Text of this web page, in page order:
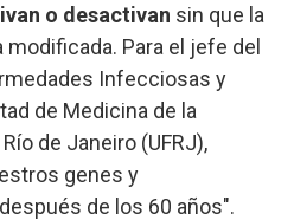
o desactivan sin que la
Para el jefe del
Infecciosas y
de Medicina de la
de Janeiro (UFRJ),
genes y
de los 60 años".